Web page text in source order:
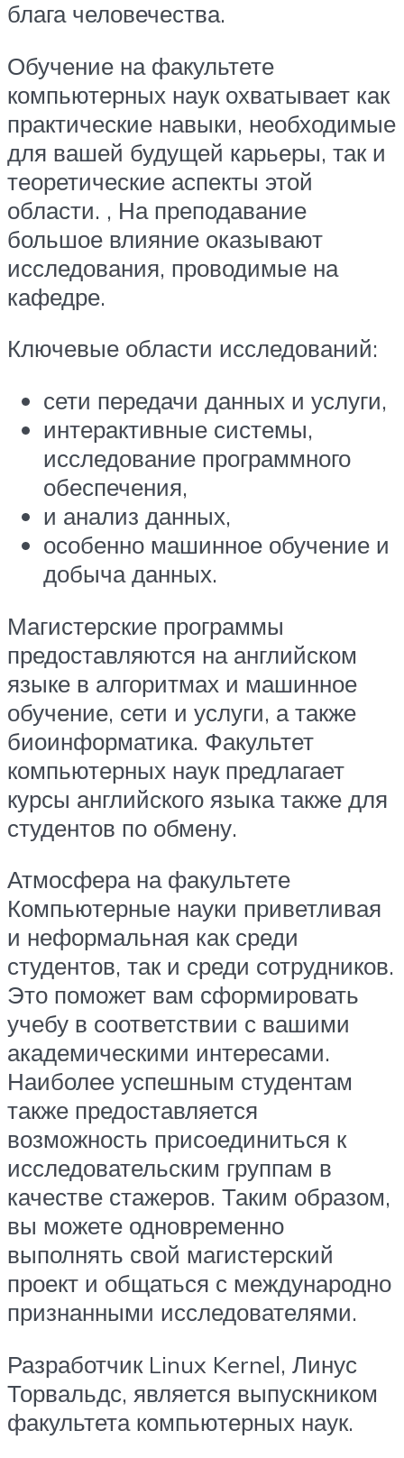
блага человечества.
Обучение на факультете
компьютерных наук охватывает как
практические навыки, необходимые
для вашей будущей карьеры, так и
теоретические аспекты этой
области. , На преподавание
большое влияние оказывают
исследования, проводимые на
кафедре.
Ключевые области исследований:
сети передачи данных и услуги,
интерактивные системы,
исследование программного
обеспечения,
и анализ данных,
особенно машинное обучение и
добыча данных.
Магистерские программы
предоставляются на английском
языке в алгоритмах и машинное
обучение, сети и услуги, а также
биоинформатика. Факультет
компьютерных наук предлагает
курсы английского языка также для
студентов по обмену.
Атмосфера на факультете
Компьютерные науки приветливая
и неформальная как среди
студентов, так и среди сотрудников.
Это поможет вам сформировать
учебу в соответствии с вашими
академическими интересами.
Наиболее успешным студентам
также предоставляется
возможность присоединиться к
исследовательским группам в
качестве стажеров. Таким образом,
вы можете одновременно
выполнять свой магистерский
проект и общаться с международно
признанными исследователями.
Разработчик Linux Kernel, Линус
Торвальдс, является выпускником
факультета компьютерных наук.